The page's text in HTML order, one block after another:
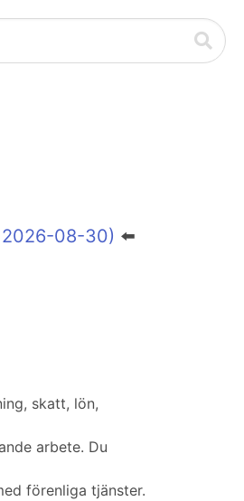
08-30) ⬅️
skatt, lön,
arbete. Du
förenliga tjänster.